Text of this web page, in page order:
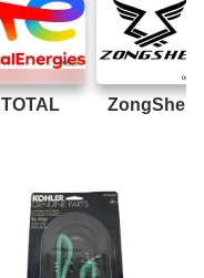
TOTAL ZongShen